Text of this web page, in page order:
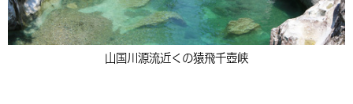
山国川源流近くの猿飛千壺峡